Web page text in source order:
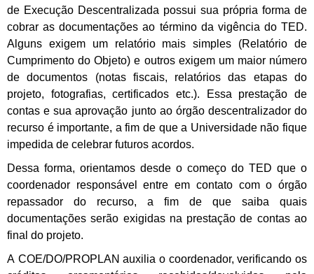
de Execução Descentralizada possui sua própria forma de
cobrar as documentações ao término da vigência do TED.
Alguns exigem um relatório mais simples (Relatório de
Cumprimento do Objeto) e outros exigem um maior número
de documentos (notas fiscais, relatórios das etapas do
projeto, fotografias, certificados etc.). Essa prestação de
contas e sua aprovação junto ao órgão descentralizador do
recurso é importante, a fim de que a Universidade não fique
impedida de celebrar futuros acordos.
Dessa forma, orientamos desde o começo do TED que o
coordenador responsável entre em contato com o órgão
repassador do recurso, a fim de que saiba quais
documentações serão exigidas na prestação de contas ao
final do projeto.
A COE/DO/PROPLAN auxilia o coordenador, verificando os